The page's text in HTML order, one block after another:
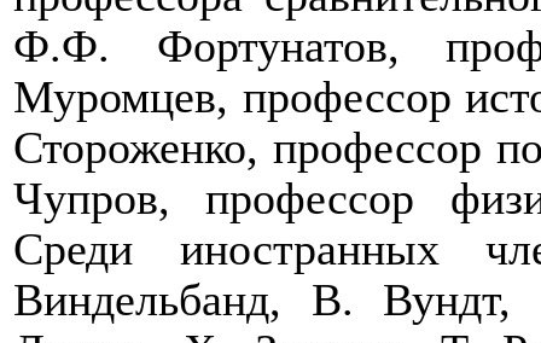
Ф.Ф. Фортунатов,
Муромцев, профессор
Стороженко, профессор
Чупров, профессор
Среди иностранных
Виндельбанд, В.